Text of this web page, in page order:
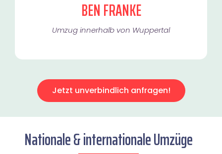
BEN FRANKE
Umzug innerhalb von Wuppertal​
Jetzt unverbindlich anfragen!
Nationale & internationale Umzüge